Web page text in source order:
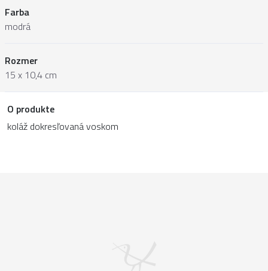
Farba
modrá
Rozmer
15 x 10,4 cm
O produkte
koláž dokresľovaná voskom